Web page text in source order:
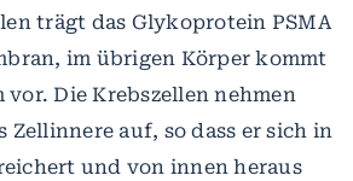
trägt das Glykoprotein PSMA
im übrigen Körper kommt
vor. Die Krebszellen nehmen
auf, so dass er sich in
und von innen heraus